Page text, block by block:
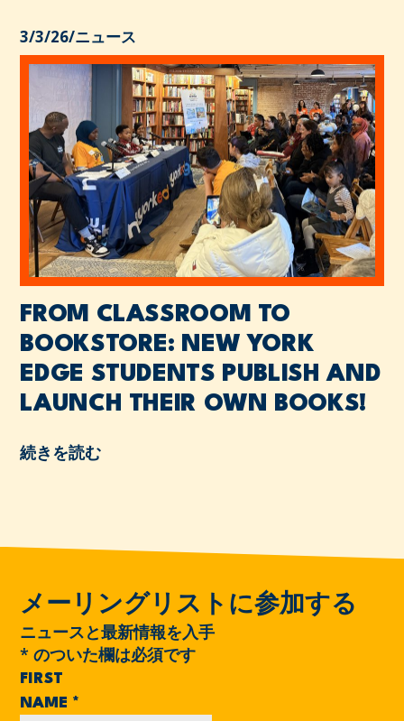
3/3/26/ニュース
FROM CLASSROOM TO
BOOKSTORE: NEW YORK
EDGE STUDENTS PUBLISH AND
LAUNCH THEIR OWN BOOKS!
続きを読む
メーリングリストに参加する
ニュースと最新情報を入手
* のついた欄は必須です
FIRST
NAME *